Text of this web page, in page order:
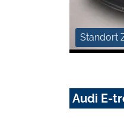
Standort
Audi E-